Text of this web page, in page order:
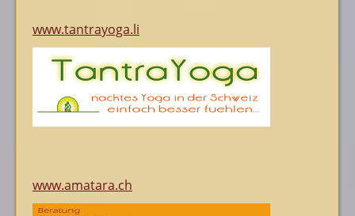
www.tantrayoga.li
www.amatara.ch